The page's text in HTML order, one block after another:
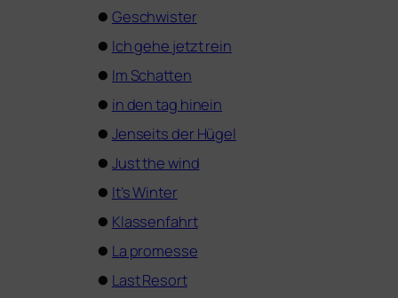
⏺ Geschwister
⏺ Ich gehe jetzt rein
⏺ Im Schatten
⏺ in den tag hinein
⏺ Jenseits der Hügel
⏺ Just the wind
⏺ It’s Winter
⏺ Klassenfahrt
⏺ La pro­mes­se
⏺ Last Resort